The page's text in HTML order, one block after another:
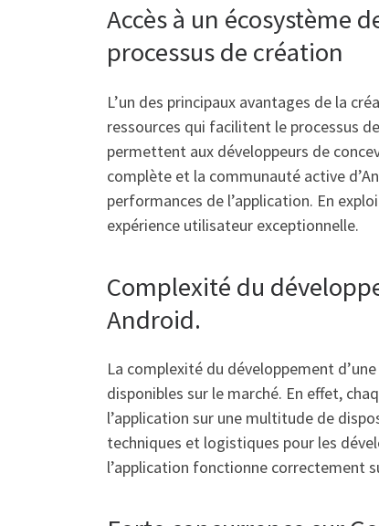
Accès à un écosystème
processus de création
L’un des principaux avantages de la
ressources qui facilitent le processus
permettent aux développeurs de
complète et la communauté active
performances de l’application. En
expérience utilisateur exceptionnelle.
Complexité du
Android.
La complexité du développement
disponibles sur le marché. En effet,
l’application sur une multitude de
techniques et logistiques pour les
l’application fonctionne correctement